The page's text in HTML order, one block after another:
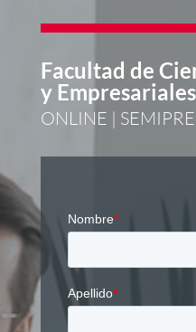
Facultad de
y Empresariales
ONLINE |